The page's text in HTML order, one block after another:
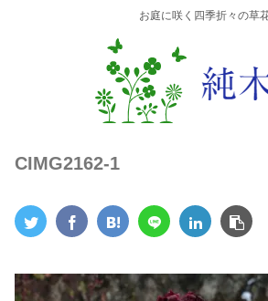
お庭に咲く四季折々の草
CIMG2162-1